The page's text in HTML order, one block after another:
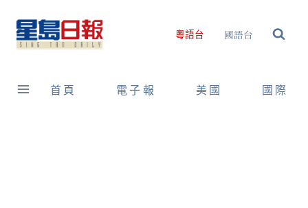
content
粵語台 國語台
首頁 電子報 美國 國際